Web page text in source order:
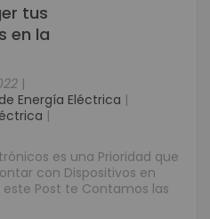
tus
en la
|
Energía Eléctrica |
|
es una Prioridad que
con Dispositivos en
Post te Contamos las